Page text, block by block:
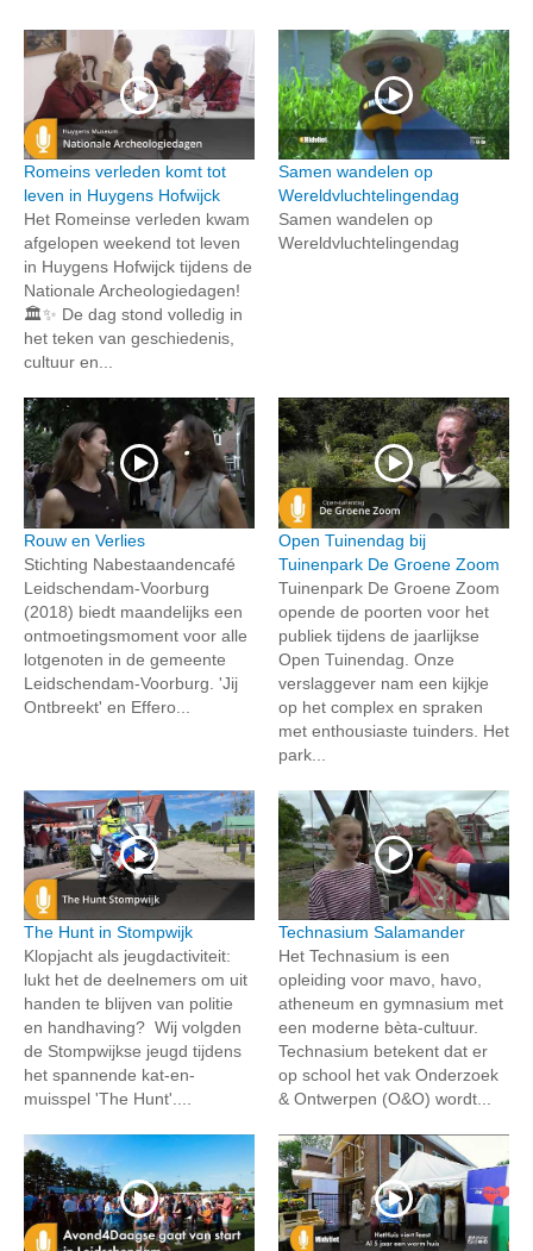
Romeins verleden komt tot
leven in Huygens Hofwijck
Het Romeinse verleden kwam
afgelopen weekend tot leven
in Huygens Hofwijck tijdens de
Nationale Archeologiedagen!
🏛️✨ De dag stond volledig in
het teken van geschiedenis,
cultuur en...
Samen wandelen op
Wereldvluchtelingendag
Samen wandelen op
Wereldvluchtelingendag
Rouw en Verlies
Stichting Nabestaandencafé
Leidschendam-Voorburg
(2018) biedt maandelijks een
ontmoetingsmoment voor alle
lotgenoten in de gemeente
Leidschendam-Voorburg. 'Jij
Ontbreekt' en Effero...
Open Tuinendag bij
Tuinenpark De Groene Zoom
Tuinenpark De Groene Zoom
opende de poorten voor het
publiek tijdens de jaarlijkse
Open Tuinendag. Onze
verslaggever nam een kijkje
op het complex en spraken
met enthousiaste tuinders. Het
park...
The Hunt in Stompwijk
Klopjacht als jeugdactiviteit:
lukt het de deelnemers om uit
handen te blijven van politie
en handhaving? Wij volgden
de Stompwijkse jeugd tijdens
het spannende kat-en-
muisspel 'The Hunt'....
Technasium Salamander
Het Technasium is een
opleiding voor mavo, havo,
atheneum en gymnasium met
een moderne bèta-cultuur.
Technasium betekent dat er
op school het vak Onderzoek
& Ontwerpen (O&O) wordt...